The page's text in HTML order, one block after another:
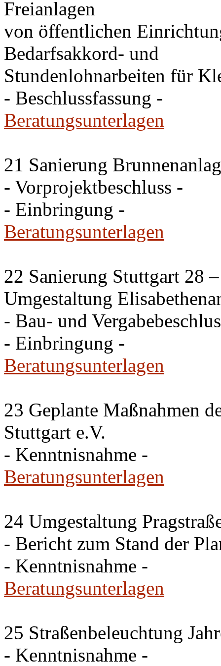
Freianlagen
von öffentlichen
Bedarfsakkord- und
Stundenlohnarbeiten für
- Beschlussfassung -
Beratungsunterlagen
21 Sanierung
- Vorprojektbeschluss -
- Einbringung -
Beratungsunterlagen
22 Sanierung Stuttgart 28
Umgestaltung
- Bau- und
- Einbringung -
Beratungsunterlagen
23 Geplante Maßnahmen
Stuttgart e.V.
- Kenntnisnahme -
Beratungsunterlagen
24 Umgestaltung
- Bericht zum Stand der
- Kenntnisnahme -
Beratungsunterlagen
25 Straßenbeleuchtung
- Kenntnisnahme -